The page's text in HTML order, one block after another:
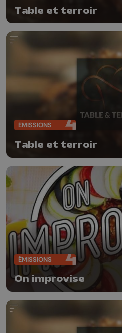
Table et terroir
ÉMISSIONS
Table et terroir
ÉMISSIONS
On improvise